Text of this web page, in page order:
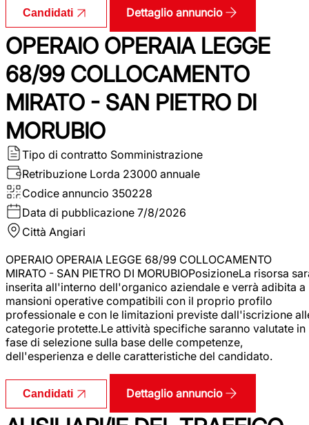
Candidati Dettaglio annuncio
OPERAIO OPERAIA LEGGE
68/99 COLLOCAMENTO
MIRATO - SAN PIETRO DI
MORUBIO
Tipo di contratto Somministrazione
Retribuzione Lorda 23000 annuale
Codice annuncio 350228
Data di pubblicazione 7/8/2026
Città Angiari
OPERAIO OPERAIA LEGGE 68/99 COLLOCAMENTO
MIRATO - SAN PIETRO DI MORUBIOPosizioneLa risorsa
inserita all'interno dell'organico aziendale e verrà adibita a
mansioni operative compatibili con il proprio profilo
professionale e con le limitazioni previste dall'iscrizione
categorie protette.Le attività specifiche saranno valutate in
fase di selezione sulla base delle competenze,
dell'esperienza e delle caratteristiche del candidato.
Candidati Dettaglio annuncio